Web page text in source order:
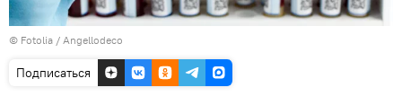
© Fotolia / Angellodeco
Подписаться